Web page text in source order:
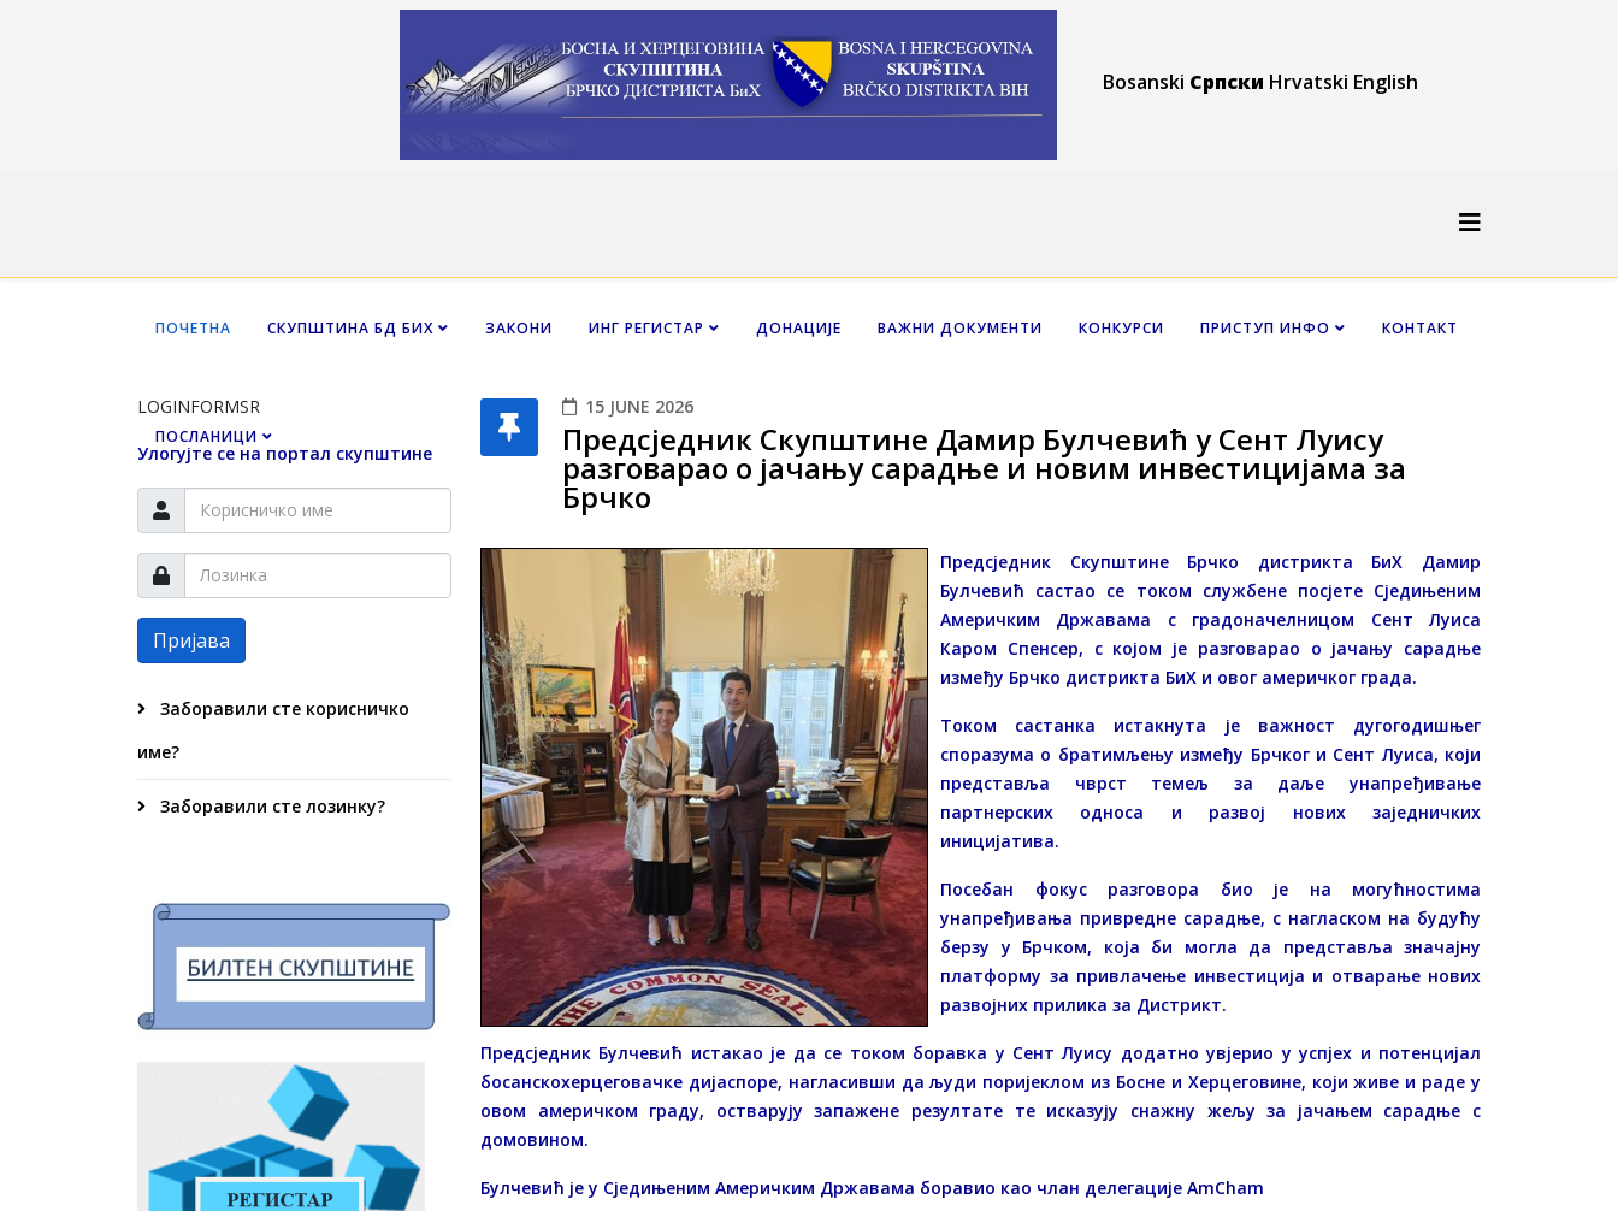
Bosanski Српски Hrvatski English
ПОЧЕТНА СКУПШТИНА БД БИХ ЗАКОНИ ИНГ РЕГИСТАР ДОНАЦИЈЕ ВАЖНИ ДОКУМЕНТИ КОНКУРСИ ПРИСТУП ИНФО КОНТАКТ
ПОСЛАНИЦИ
LOGINFORMSR
Улогујте се на портал скупштине
Пријава
Заборавили сте корисничко
име?
Заборавили сте лозинку?
15 JUNE 2026
Предсједник Скупштине Дамир Булчевић у Сент Луису
разговарао о јачању сарадње и новим инвестицијама за
Брчко
Предсједник Скупштине Брчко дистрикта БиХ Дамир
Булчевић састао се током службене посјете Сједињеним
Америчким Државама с градоначелницом Сент Луиса
Каром Спенсер, с којом је разговарао о јачању сарадње
између Брчко дистрикта БиХ и овог америчког града.
Током састанка истакнута је важност дугогодишњег
споразума о братимљењу између Брчког и Сент Луиса, који
представља чврст темељ за даље унапређивање
партнерских односа и развој нових заједничких
иницијатива.
Посебан фокус разговора био је на могућностима
унапређивања привредне сарадње, с нагласком на будућу
берзу у Брчком, која би могла да представља значајну
платформу за привлачење инвестиција и отварање нових
развојних прилика за Дистрикт.
Предсједник Булчевић истакао је да се током боравка у Сент Луису додатно увјерио у успјех и потенцијал
босанскохерцеговачке дијаспоре, нагласивши да људи поријеклом из Босне и Херцеговине, који живе и раде у
овом америчком граду, остварују запажене резултате те исказују снажну жељу за јачањем сарадње с
домовином.
Булчевић је у Сједињеним Америчким Државама боравио као члан делегације AmCham